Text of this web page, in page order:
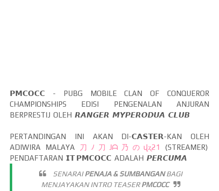
𝗣𝗠𝗖𝗢𝗖𝗖 - PUBG MOBILE CLAN OF CONQUEROR
CHAMPIONSHIPS EDISI PENGENALAN ANJURAN
BERPRESTIJ OLEH 𝙍𝘼𝙉𝙂𝙀𝙍 𝙈𝙔𝙋𝙀𝙍𝙊𝘿𝙐𝘼 𝘾𝙇𝙐𝘽
PERTANDINGAN INI AKAN DI-𝗖𝗔𝗦𝗧𝗘𝗥-KAN OLEH
ADIWIRA MALAYA 刀ﾉ刀Jᗩ乃のվʐ21
(STREAMER)
PENDAFTARAN 𝗜𝗧 𝗣𝗠𝗖𝗢𝗖𝗖 ADALAH 𝙋𝙀𝙍𝘾𝙐𝙈𝘼
SENARAIPENAJA & SUMBANGANBAGI
MENJAYAKAN INTRO TEASERPMCOCC